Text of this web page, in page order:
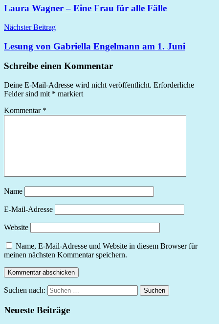
Laura Wagner – Eine Frau für alle Fälle
Nächster Beitrag
Lesung von Gabriella Engelmann am 1. Juni
Schreibe einen Kommentar
Deine E-Mail-Adresse wird nicht veröffentlicht. Erforderliche
Felder sind mit * markiert
Kommentar *
Name
E-Mail-Adresse
Website
Name, E-Mail-Adresse und Website in diesem Browser für
meinen nächsten Kommentar speichern.
Suchen nach: Suchen
Neueste Beiträge